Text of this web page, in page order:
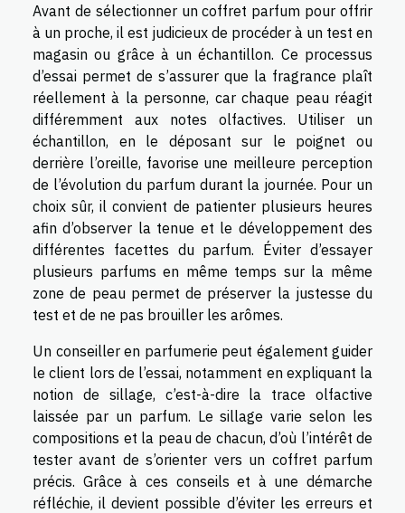
Avant de sélectionner un coffret parfum pour offrir
à un proche, il est judicieux de procéder à un test en
magasin ou grâce à un échantillon. Ce processus
d’essai permet de s’assurer que la fragrance plaît
réellement à la personne, car chaque peau réagit
différemment aux notes olfactives. Utiliser un
échantillon, en le déposant sur le poignet ou
derrière l’oreille, favorise une meilleure perception
de l’évolution du parfum durant la journée. Pour un
choix sûr, il convient de patienter plusieurs heures
afin d’observer la tenue et le développement des
différentes facettes du parfum. Éviter d’essayer
plusieurs parfums en même temps sur la même
zone de peau permet de préserver la justesse du
test et de ne pas brouiller les arômes.
Un conseiller en parfumerie peut également guider
le client lors de l’essai, notamment en expliquant la
notion de sillage, c’est-à-dire la trace olfactive
laissée par un parfum. Le sillage varie selon les
compositions et la peau de chacun, d’où l’intérêt de
tester avant de s’orienter vers un coffret parfum
précis. Grâce à ces conseils et à une démarche
réfléchie, il devient possible d’éviter les erreurs et